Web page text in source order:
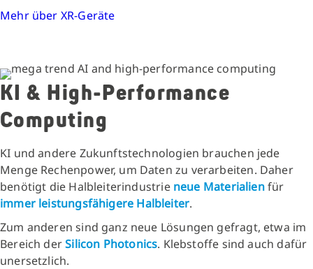
Mehr über XR-Geräte
KI & High-Performance
Computing
KI und andere Zukunftstechnologien brauchen jede
Menge Rechenpower, um Daten zu verarbeiten. Daher
benötigt die Halbleiterindustrie neue Materialienfür
immer leistungsfähigere Halbleiter.
Zum anderen sind ganz neue Lösungen gefragt, etwa im
Bereich derSilicon Photonics. Klebstoffe sind auch dafür
unersetzlich.